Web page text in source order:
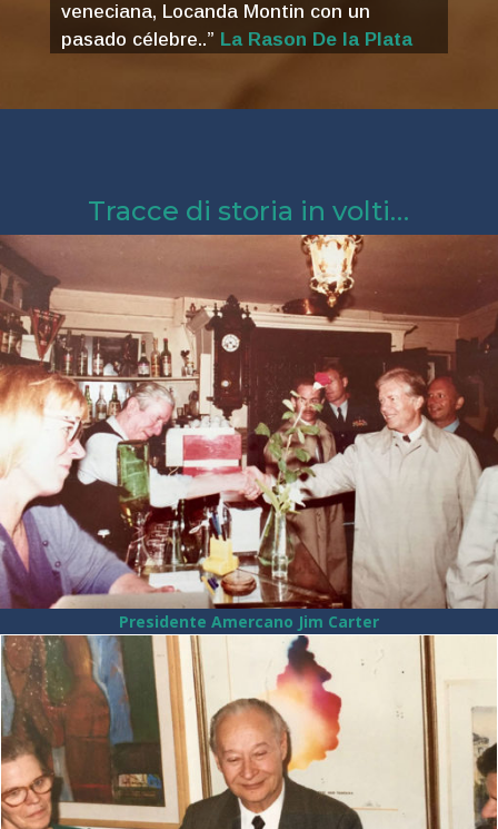
veneciana, Locanda Montin con un
pasado célebre..” La Rason De la Plata
Tracce di storia in volti…
Presidente Amercano Jim Carter